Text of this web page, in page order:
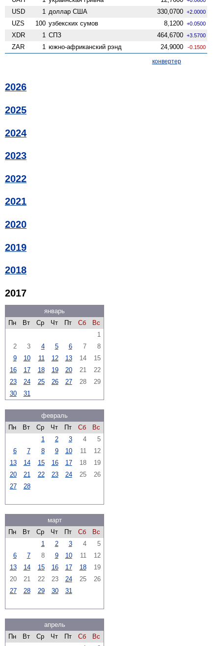
USD 1 доллар США 330,0700 +2.0000
UZS 100 узбекских сумов 8,1200 +0.0500
XDR 1 СПЗ 464,6700 +3.5700
ZAR 1 южно-африканский рэнд 24,9000 -0.1500
конвертер
2026
2025
2024
2023
2022
2021
2020
2019
2018
2017
январь
Пн
Вт Ср Чт Пт Сб
Вс
1
2
3 4 5 6 7
8
9
10 11 12 13 14
15
16
17 18 19 20 21
22
23
24 25 26 27 28
29
30
31
февраль
Пн
Вт Ср Чт Пт Сб
Вс
1
2 3 4
5
6
7 8 9 10 11
12
13
14 15 16 17 18
19
20
21 22 23 24 25
26
27
28
март
Пн
Вт Ср Чт Пт Сб
Вс
1
2 3 4
5
6
7 8 9 10 11
12
13
14 15 16 17 18
19
20
21 22 23 24 25
26
27
28 29 30 31
апрель
Пн
Вт Ср Чт Пт Сб
Вс